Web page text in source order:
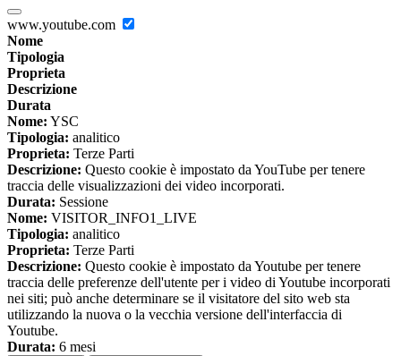
www.youtube.com
Nome
Tipologia
Proprieta
Descrizione
Durata
Nome: YSC
Tipologia: analitico
Proprieta: Terze Parti
Descrizione: Questo cookie è impostato da YouTube per tenere
traccia delle visualizzazioni dei video incorporati.
Durata: Sessione
Nome: VISITOR_INFO1_LIVE
Tipologia: analitico
Proprieta: Terze Parti
Descrizione: Questo cookie è impostato da Youtube per tenere
traccia delle preferenze dell'utente per i video di Youtube incorporati
nei siti; può anche determinare se il visitatore del sito web sta
utilizzando la nuova o la vecchia versione dell'interfaccia di
Youtube.
Durata: 6 mesi